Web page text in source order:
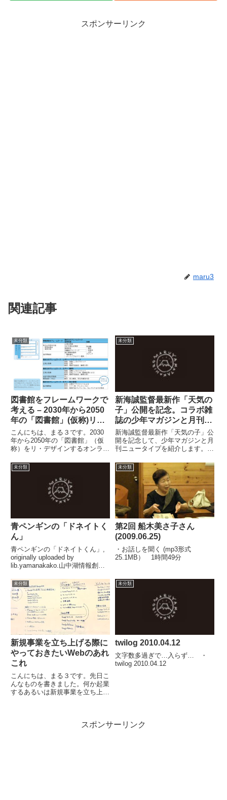
スポンサーリンク
maru3
関連記事
未分類
図書館をフレームワークで
考える – 2030年から2050
年の「図書館」(仮称)リ・
デザイン
こんにちは、まる３です。2030
年から2050年の「図書館」（仮
称）をリ・デザインするオンライ
なことを考えていたりします。そ
の中で、これまでの図書館をフレ
ームワークで捉え直し、この先の
図書館なのか「図書館」（仮...
未分類
新海誠監督最新作「天気の
子」公開を記念。コラボ雑
誌の少年マガジンと月刊ニ
ュータイプを動画で紹介し
ます。
新海誠監督最新作「天気の子」公
開を記念して、少年マガジンと月
刊ニュータイプを紹介します。少
(水)発売少年マンガ雑誌ならでは
ということか、監督と出演者（声
優）、音楽などを取り上げてま
す。ページの角が応募...
未分類
青ペンギンの「ドネイトく
ん」
青ペンギンの「ドネイトくん」,
originally uploaded by
lib.yamanakako.山中湖情報創造
の「ドネイトくん」です。どう
ぞ、よろしく！
未分類
第2回 船木美さ子さん
(2009.06.25)
・お話しを聞く (mp3形式
25.1MB） 1時間49分
未分類
新規事業を立ち上げる際に
やっておきたいWebのあれ
これ
こんにちは、まる３です。先日こ
んなものを書きました。何か起業
するあるいは新規事業を立ち上げ
こともありますが、ひとまずこの
未分類
twilog 2010.04.12
文字数多過ぎで…入らず… ・
twilog 2010.04.12
スポンサーリンク